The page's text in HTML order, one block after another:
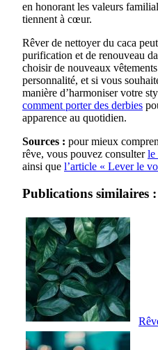
en honorant les valeurs
tiennent à cœur.
Rêver de nettoyer du caca
purification et de renouveau
choisir de nouveaux
personnalité, et si vous
manière d’harmoniser votre
comment porter des derbies
apparence au quotidien.
Sources : pour mieux
rêve, vous pouvez consulterle
ainsi que l’article « Lever le
Publications similaires :